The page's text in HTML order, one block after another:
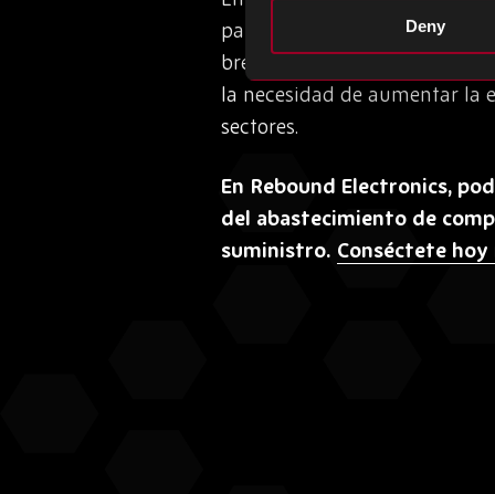
Deny
para una trayectoria de
brechas de seguridad y el
la necesidad de aumentar la
sectores.
En Rebound Electronics,
del abastecimiento de
suministro. Conséctete